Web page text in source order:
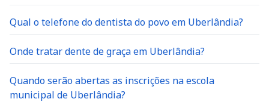
Qual o telefone do dentista do povo em Uberlândia?
Onde tratar dente de graça em Uberlândia?
Quando serão abertas as inscrições na escola
municipal de Uberlândia?